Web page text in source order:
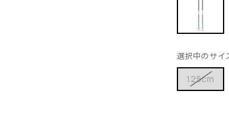
選択中のサイ
125cm